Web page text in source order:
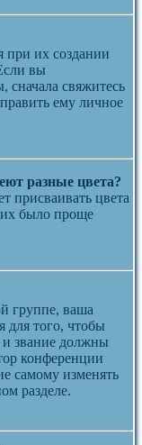
при их создании
вы
сначала свяжитесь
ему личное
разные цвета?
присваивать цвета
их было проще
группе, ваша
для того, чтобы
и звание должны
конференции
самому изменять
разделе.